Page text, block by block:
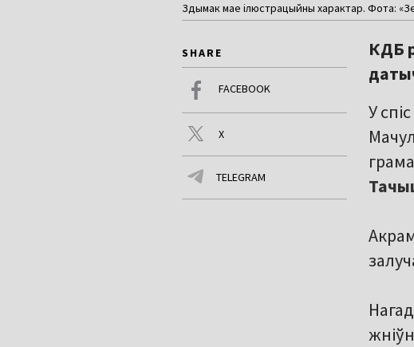
Здымак мае ілюстрацыйны характар. Фота:
SHARE
FACEBOOK
X
TELEGRAM
КДБ
У